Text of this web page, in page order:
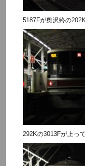
5187Fが奥沢終の
292Kの3013Fが上っ